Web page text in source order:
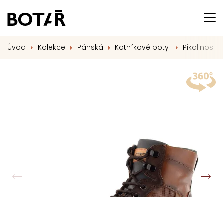
Úvod Kolekce Pánská Kotníkové boty Pikolinos